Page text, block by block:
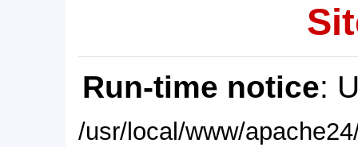
Run-time notice:
/usr/local/www/